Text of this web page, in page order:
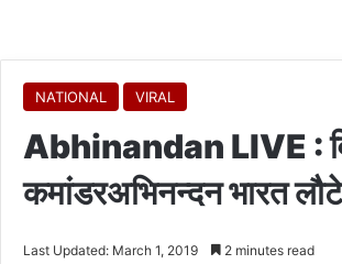
NATIONAL VIRAL
Abhinandan LIVE :
कमांडरअभिनन्दन भारत लौटे
Last Updated: March 1, 2019 2 minutes read